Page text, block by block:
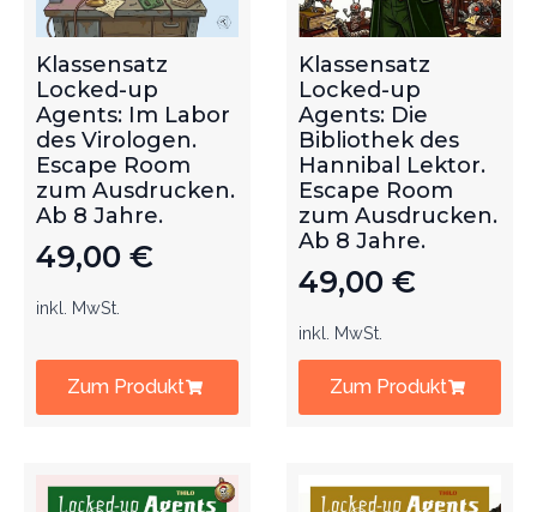
Klassensatz
Locked-up
Agents: Im Labor
des Virologen.
Escape Room
zum Ausdrucken.
Ab 8 Jahre.
49,00 €
inkl. MwSt.
Zum Produkt
Klassensatz
Locked-up
Agents: Die
Bibliothek des
Hannibal Lektor.
Escape Room
zum Ausdrucken.
Ab 8 Jahre.
49,00 €
inkl. MwSt.
Zum Produkt